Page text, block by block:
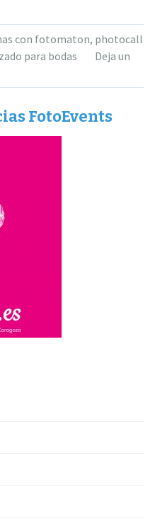
con fotomaton, photocall
para bodas
Deja un
FotoEvents